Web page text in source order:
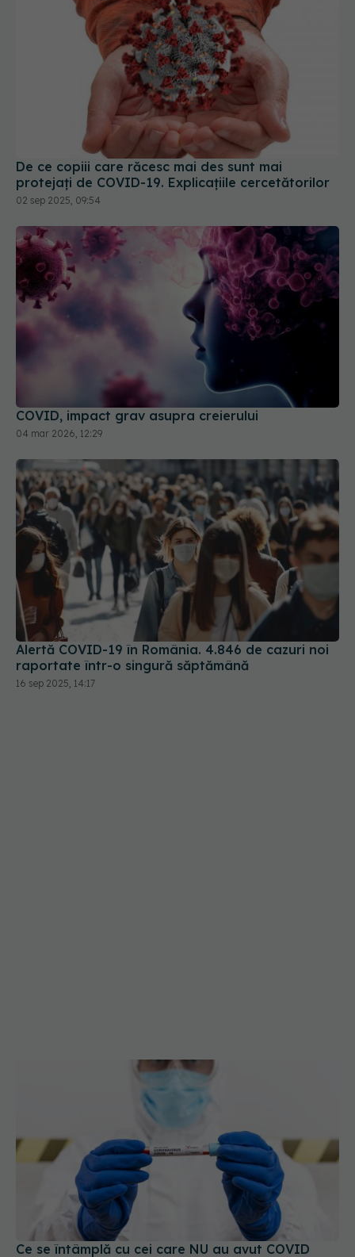
De ce copiii care răcesc mai des sunt mai
protejați de COVID-19. Explicațiile cercetătorilor
02 sep 2025, 09:54
COVID, impact grav asupra creierului
04 mar 2026, 12:29
Alertă COVID-19 în România. 4.846 de cazuri noi
raportate într-o singură săptămână
16 sep 2025, 14:17
Ce se întâmplă cu cei care NU au avut COVID